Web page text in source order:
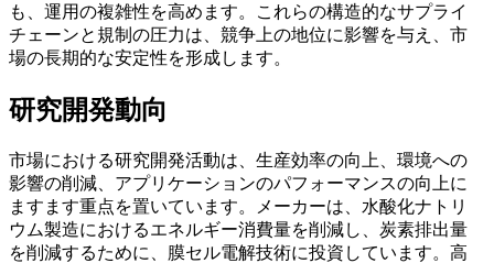
も、運用の複雑性を高めます。これらの構造的なサプライ
チェーンと規制の圧力は、競争上の地位に影響を与え、市
場の長期的な安定性を形成します。
研究開発動向
市場における研究開発活動は、生産効率の向上、環境への
影響の削減、アプリケーションのパフォーマンスの向上に
ますます重点を置いています。メーカーは、水酸化ナトリ
ウム製造におけるエネルギー消費量を削減し、炭素排出量
を削減するために、膜セル電解技術に投資しています。高